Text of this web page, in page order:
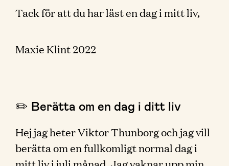
Tack för att du har läst en dag i mitt liv,
Maxie Klint 2022
✏️ Berätta om en dag i ditt liv
Hej jag heter Viktor Thunborg och jag vill
berätta om en fullkomligt normal dag i